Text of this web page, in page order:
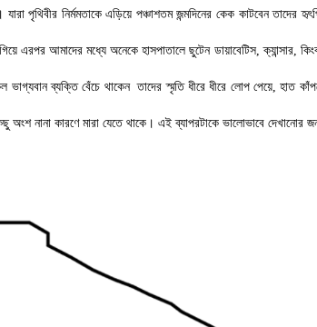
পৃথিবীর নির্মমতাকে এড়িয়ে পঞ্চাশতম জন্মদিনের কেক কাটবেন
এরপর আমাদের মধ্যে অনেকে হাসপাতালে ছুটেন ডায়াবেটিস,ক্যান্সার,
ব্যক্তি বেঁচে থাকেন তাদের স্মৃতি ধীরে ধীরে লোপ পেয়ে,হাত
নানা কারণে মারা যেতে থাকে। এই ব্যাপরটাকে ভালোভাবে দেখানোর